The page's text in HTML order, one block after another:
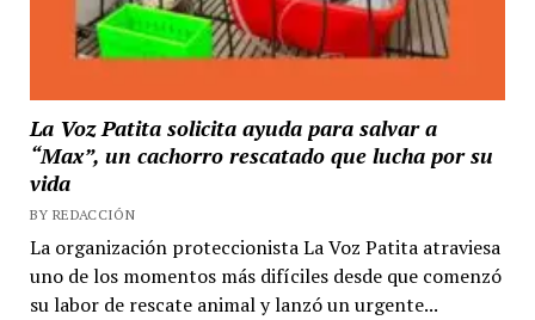
La Voz Patita solicita ayuda para salvar a
“Max”, un cachorro rescatado que lucha por su
vida
BY REDACCIÓN
La organización proteccionista La Voz Patita atraviesa
uno de los momentos más difíciles desde que comenzó
su labor de rescate animal y lanzó un urgente...